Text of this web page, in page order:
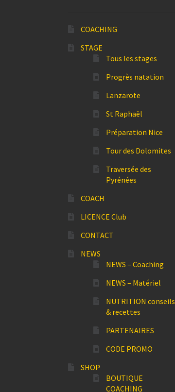
COACHING
STAGE
Tous les stages
Progrès natation
Lanzarote
St Raphaël
Préparation Nice
Tour des Dolomites
Traversée des
Pyrénées
COACH
LICENCE Club
CONTACT
NEWS
NEWS – Coaching
NEWS – Matériel
NUTRITION conseils
& recettes
PARTENAIRES
CODE PROMO
SHOP
BOUTIQUE
COACHING